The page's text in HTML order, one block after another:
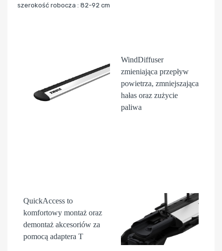
szerokość robocza : 82-92 cm
WindDiffuser
zmieniająca przepływ
powietrza, zmniejszająca
hałas oraz zużycie
paliwa
QuickAccess to
komfortowy montaż oraz
demontaż akcesoriów za
pomocą adaptera T